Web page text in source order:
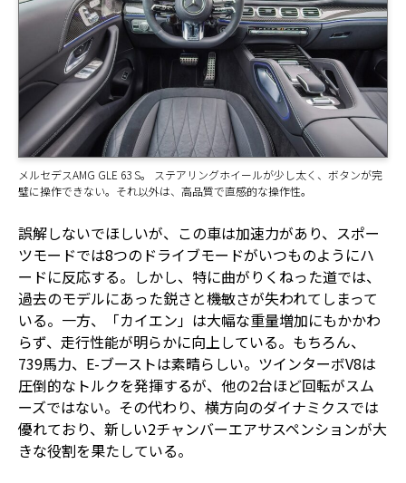
メルセデスAMG GLE 63 S。 ステアリングホイールが少し太く、ボタンが完
璧に操作できない。それ以外は、高品質で直感的な操作性。
誤解しないでほしいが、この車は加速力があり、スポー
ツモードでは8つのドライブモードがいつものようにハ
ードに反応する。しかし、特に曲がりくねった道では、
過去のモデルにあった鋭さと機敏さが失われてしまって
いる。一方、「カイエン」は大幅な重量増加にもかかわ
らず、走行性能が明らかに向上している。もちろん、
739馬力、E-ブーストは素晴らしい。ツインターボV8は
圧倒的なトルクを発揮するが、他の2台ほど回転がスム
ーズではない。その代わり、横方向のダイナミクスでは
優れており、新しい2チャンバーエアサスペンションが大
きな役割を果たしている。